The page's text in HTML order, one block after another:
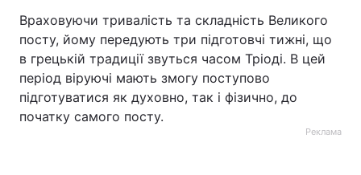
Враховуючи тривалість та складність Великого
посту, йому передують три підготовчі тижні, що
в грецькій традиції звуться часом Тріоді. В цей
період віруючі мають змогу поступово
підготуватися як духовно, так і фізично, до
початку самого посту.
Реклама